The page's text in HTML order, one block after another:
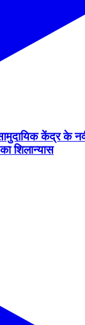
केंद्र के
शिलान्यास